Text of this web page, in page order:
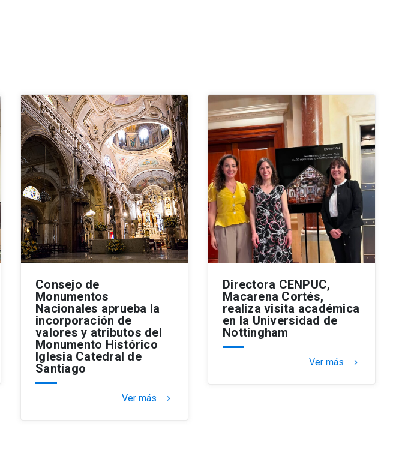
Consejo de
Monumentos
Nacionales aprueba la
incorporación de
valores y atributos del
Monumento Histórico
Iglesia Catedral de
Santiago
Ver más keyboard_arrow_right
Directora CENPUC,
Macarena Cortés,
realiza visita académica
en la Universidad de
Nottingham
Ver más keyboard_arrow_right